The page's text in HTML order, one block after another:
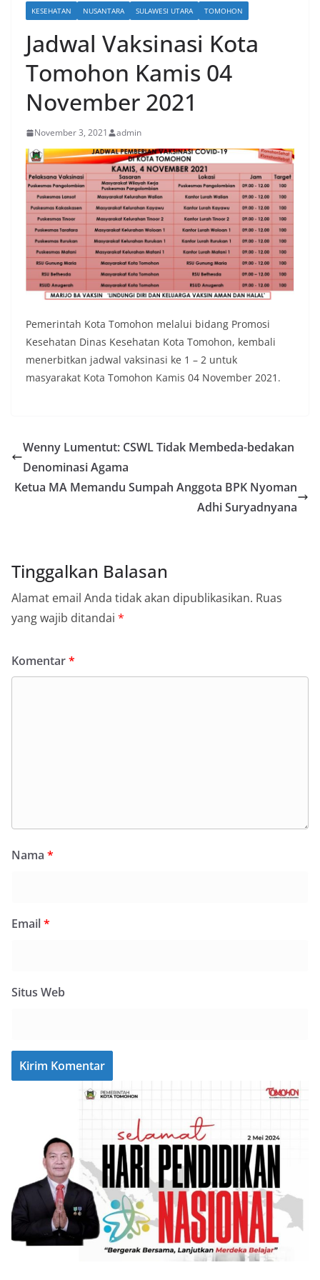
KESEHATAN NUSANTARA SULAWESI UTARA TOMOHON
Jadwal Vaksinasi Kota
Tomohon Kamis 04
November 2021
November 3, 2021 admin
Pemerintah Kota Tomohon melalui bidang Promosi
Kesehatan Dinas Kesehatan Kota Tomohon, kembali
menerbitkan jadwal vaksinasi ke 1 – 2 untuk
masyarakat Kota Tomohon Kamis 04 November 2021.
Wenny Lumentut: CSWL Tidak Membeda-bedakan
Denominasi Agama
Ketua MA Memandu Sumpah Anggota BPK Nyoman
Adhi Suryadnyana
Tinggalkan Balasan
Alamat email Anda tidak akan dipublikasikan. Ruas
yang wajib ditandai *
Komentar*
Nama *
Email*
Situs Web